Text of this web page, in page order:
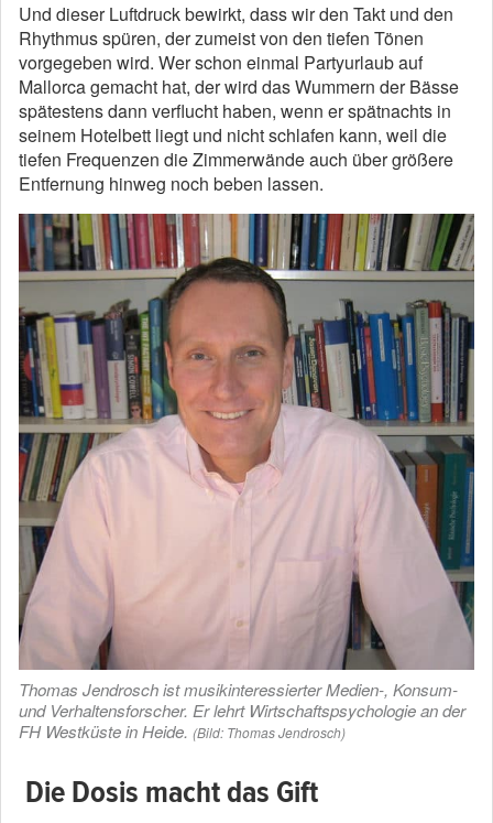
Und dieser Luftdruck bewirkt, dass wir den Takt und den
Rhythmus spüren, der zumeist von den tiefen Tönen
vorgegeben wird. Wer schon einmal Partyurlaub auf
Mallorca gemacht hat, der wird das Wummern der Bässe
spätestens dann verflucht haben, wenn er spätnachts in
seinem Hotelbett liegt und nicht schlafen kann, weil die
tiefen Frequenzen die Zimmerwände auch über größere
Entfernung hinweg noch beben lassen.
Thomas Jendrosch ist musikinteressierter Medien-, Konsum-
und Verhaltensforscher. Er lehrt Wirtschaftspsychologie an der
FH Westküste in Heide. (Bild: Thomas Jendrosch)
Die Dosis macht das Gift